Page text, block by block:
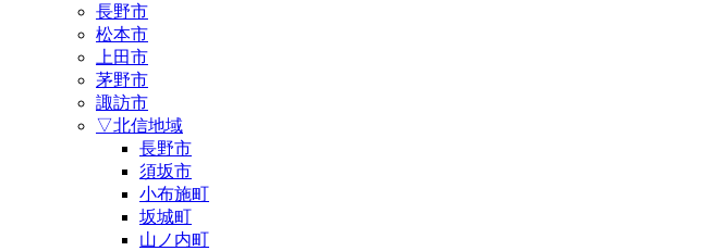
長野市
松本市
上田市
茅野市
諏訪市
▽北信地域
長野市
須坂市
小布施町
坂城町
山ノ内町